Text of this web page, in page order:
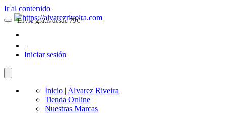
Ir al contenido
Iniciar sesión
Inicio | Alvarez Riveira
Tienda Online
Nuestras Marcas
Envio gratis desde 79€*